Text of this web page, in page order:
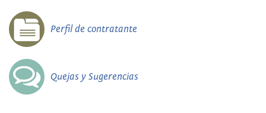
Perfil de contratante
Quejas y Sugerencias